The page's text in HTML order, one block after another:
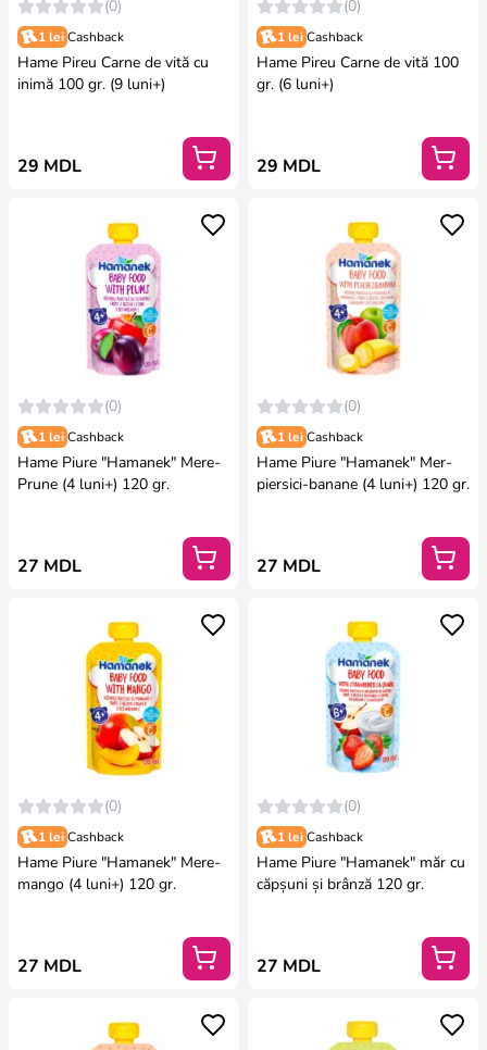
(0)
1 lei Cashback
Hame Pireu Carne de vită cu
inimă 100 gr. (9 luni+)
29 MDL
(0)
1 lei Cashback
Hame Pireu Carne de vită 100
gr. (6 luni+)
29 MDL
(0)
1 lei Cashback
Hame Piure "Hamanek" Mere-
Prune (4 luni+) 120 gr.
27 MDL
(0)
1 lei Cashback
Hame Piure "Hamanek" Mer-
piersici-banane (4 luni+) 120 gr.
27 MDL
(0)
1 lei Cashback
Hame Piure "Hamanek" Mere-
mango (4 luni+) 120 gr.
27 MDL
(0)
1 lei Cashback
Hame Piure "Hamanek" măr cu
căpșuni și brânză 120 gr.
27 MDL